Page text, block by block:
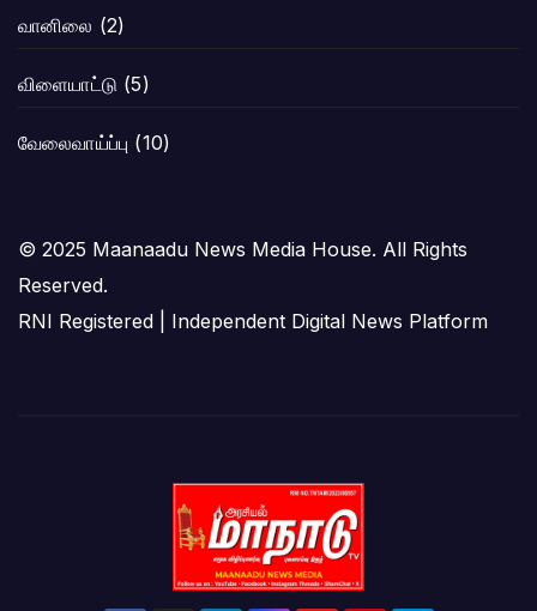
வானிலை (2)
விளையாட்டு (5)
வேலைவாய்ப்பு (10)
© 2025 Maanaadu News Media House. All Rights
Reserved.
RNI Registered | Independent Digital News Platform